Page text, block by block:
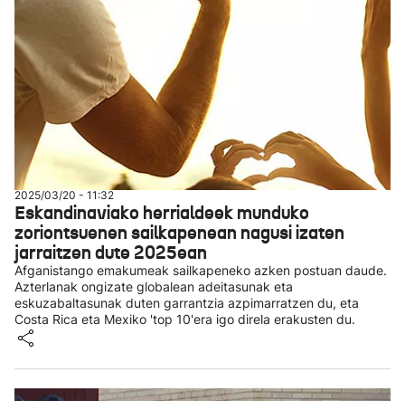
2025/03/20 - 11:32
Eskandinaviako herrialdeek munduko
zoriontsuenen sailkapenean nagusi izaten
jarraitzen dute 2025ean
Afganistango emakumeak sailkapeneko azken postuan daude.
Azterlanak ongizate globalean adeitasunak eta
eskuzabaltasunak duten garrantzia azpimarratzen du, eta
Costa Rica eta Mexiko 'top 10'era igo direla erakusten du.